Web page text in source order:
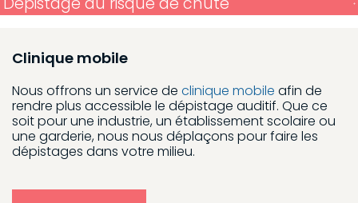
Clinique mobile
Nous offrons un service de clinique mobile afin de
rendre plus accessible le dépistage auditif. Que ce
soit pour une industrie, un établissement scolaire ou
une garderie, nous nous déplaçons pour faire les
dépistages dans votre milieu.